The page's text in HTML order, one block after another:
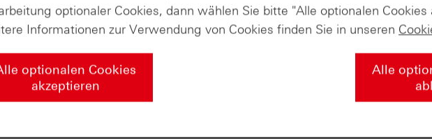
optionaler Cookies, dann wählen Sie bitte "Alle optionalen Cookies
Informationen zur Verwendung von Cookies finden Sie in unseren
optionalen Cookies
akzeptieren
Alle